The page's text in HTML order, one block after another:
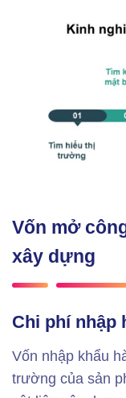
Vốn mở
xây dựng
Chi phí nhập
Vốn nhập khẩu
trường của sản